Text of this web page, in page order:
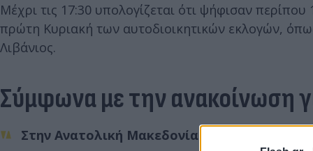
Μέχρι τις 17:30 υπολογίζεται ότι ψήφισαν
πρώτη Κυριακή των αυτοδιοικητικών εκλογών,
Λιβάνιος.
Σύμφωνα με την ανακοίνωση
Στην Ανατολική Μακεδονία και Θράκη το